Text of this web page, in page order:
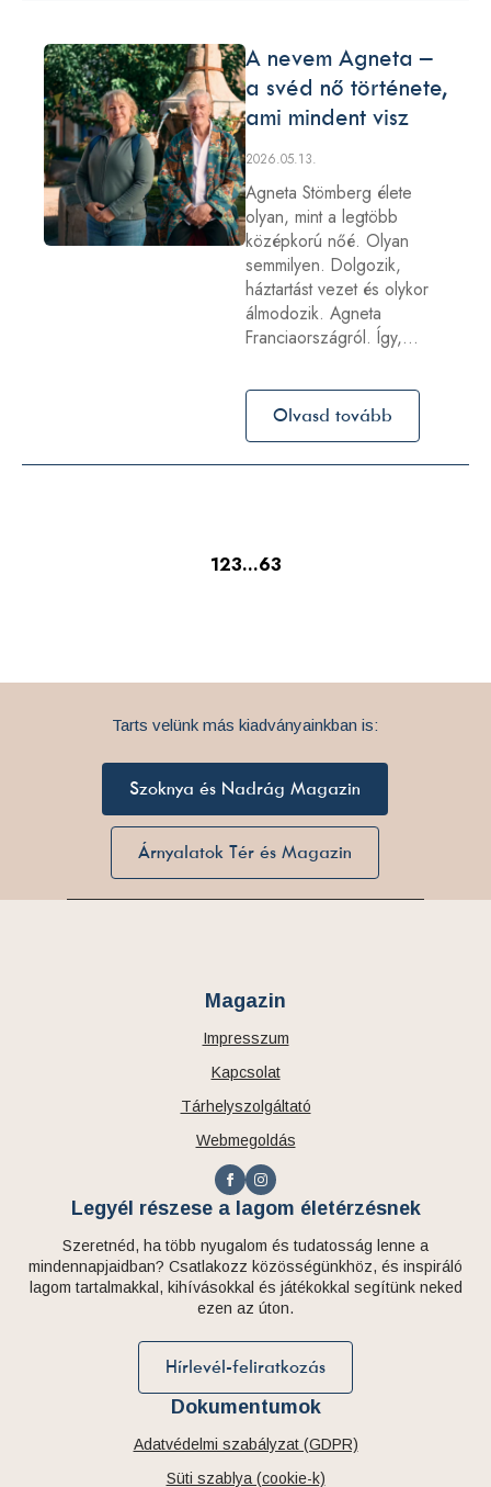
A nevem Agneta –
a svéd nő története,
ami mindent visz
2026.05.13.
Agneta Stömberg élete
olyan, mint a legtöbb
középkorú nőé. Olyan
semmilyen. Dolgozik,
háztartást vezet és olykor
álmodozik. Agneta
Franciaországról. Így,…
Olvasd tovább
123…63
Tarts velünk más kiadványainkban is:
Szoknya és Nadrág Magazin
Árnyalatok Tér és Magazin
Magazin
Impresszum
Kapcsolat
Tárhelyszolgáltató
Webmegoldás
Legyél részese a lagom életérzésnek
Szeretnéd, ha több nyugalom és tudatosság lenne a
mindennapjaidban? Csatlakozz közösségünkhöz, és inspiráló
lagom tartalmakkal, kihívásokkal és játékokkal segítünk neked
ezen az úton.
Hírlevél-feliratkozás
Dokumentumok
Adatvédelmi szabályzat (GDPR)
Süti szablya (cookie-k)